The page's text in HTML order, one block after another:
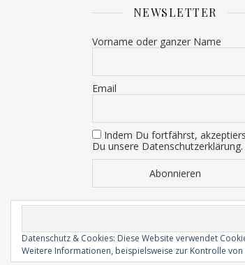
NEWSLETTER
Vorname oder ganzer Name
Email
Indem Du fortfährst,
Du unsere Datenschutzerklärung.
Ashe Theme by Royal-Flush - 2026 ©
Datenschutz & Cookies: Diese Website verwendet
Weitere Informationen, beispielsweise zur Kontrolle